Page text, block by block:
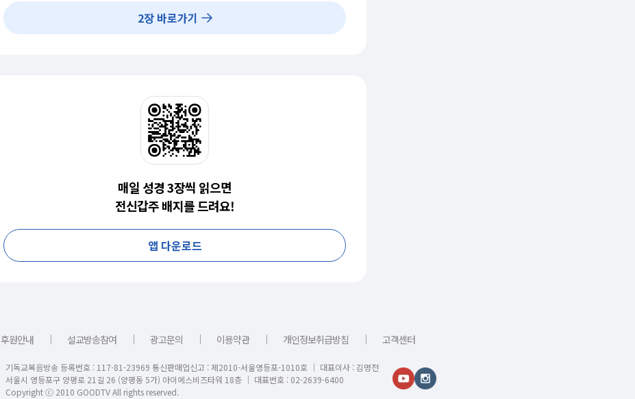
2장 바로가기
매일 성경 3장씩 읽으면
전신갑주 배지를 드려요!
앱 다운로드
후원안내 ｜ 설교방송참여 ｜ 광고문의 ｜ 이용약관 ｜ 개인정보취급방침 ｜ 고객센터
기독교복음방송 등록번호 : 117-81-23969 통신판매업신고 : 제2010-서울영등포-1010호 │ 대표이사 : 김명전
서울시 영등포구 양평로 21길 26 (양평동 5가) 아이에스비즈타워 18층 │ 대표번호 : 02-2639-6400
Copyright ⓒ 2010 GOODTV All rights reserved.